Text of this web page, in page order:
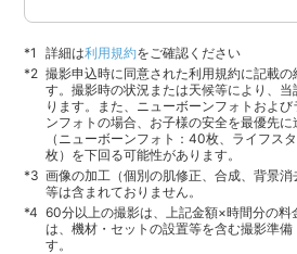
詳細は利用規約をご確認ください
撮影申込時に同意された利用規約に記載の
す。撮影時の状況または天候等により、
ります。また、ニューボーンフォトおよ
ンフォトの場合、お子様の安全を最優先
（ニューボーンフォト：40枚、ライフス
枚）を下回る可能性があります。
画像の加工（個別の肌修正、合成、背景
等は含まれておりません。
60分以上の撮影は、上記金額×時間分の料
は、機材・セットの設置等を含む撮影準備
す。